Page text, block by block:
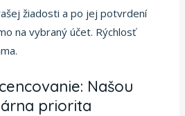
žiadosti a po jej potvrdení
na vybraný účet. Rýchlosť
Našou
priorita